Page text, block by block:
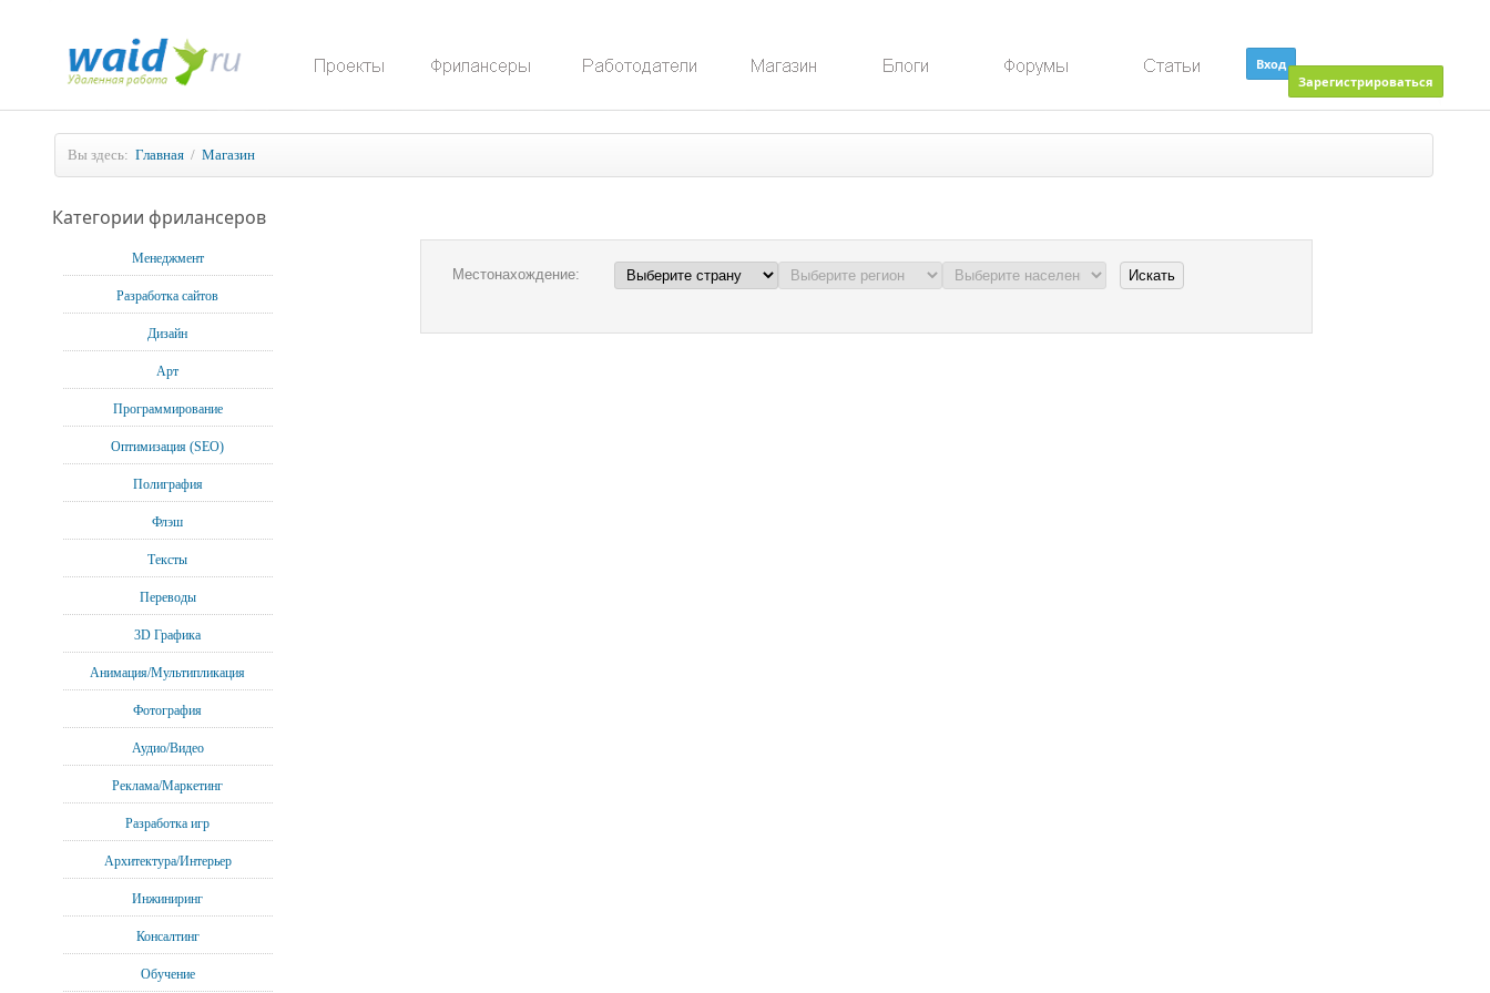
Вход
Зарегистрироваться
Вы здесь: Главная / Магазин
Категории фрилансеров
Менеджмент
Разработка сайтов
Дизайн
Арт
Программирование
Оптимизация (SEO)
Полиграфия
Флэш
Тексты
Переводы
3D Графика
Анимация/Мультипликация
Фотография
Аудио/Видео
Реклама/Маркетинг
Разработка игр
Архитектура/Интерьер
Инжиниринг
Консалтинг
Обучение
Местонахождение: